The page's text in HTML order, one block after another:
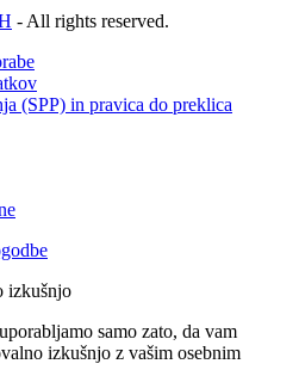
- All rights reserved.
(SPP) in pravica do preklica
izkušnjo
samo zato, da vam
izkušnjo z vašim osebnim